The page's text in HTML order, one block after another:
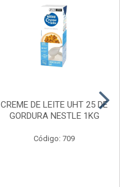
CREME DE LEITE UHT 25 DE
GORDURA NESTLE 1KG
Código: 709